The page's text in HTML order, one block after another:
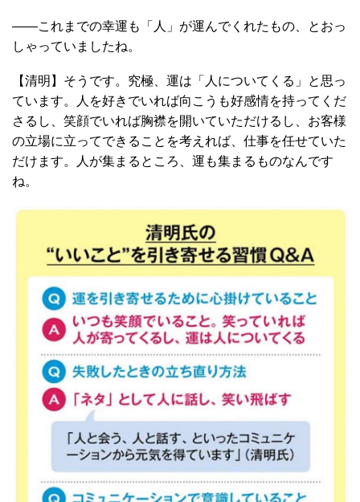
――これまでの幸運も「人」が運んでくれたもの、とおっ
しゃっていましたね。
【清明】そうです。究極、運は「人についてくる」と思っ
ています。人を好きでいれば向こうも好感情を持ってくだ
さるし、笑顔でいれば胸襟を開いていただけるし、お客様
の立場に立ってできることを考えれば、仕事を任せていた
だけます。人が集まるところ、運も集まるものなんです
ね。